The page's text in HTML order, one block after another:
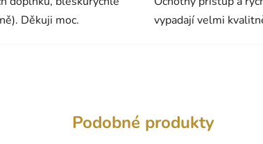
Děkuji moc.
vypadají velmi
Podobné produkty